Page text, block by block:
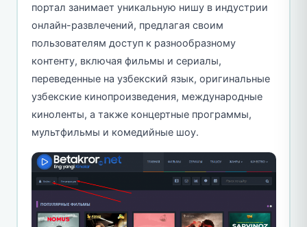
портал занимает уникальную нишу в индустрии
онлайн-развлечений, предлагая своим
пользователям доступ к разнообразному
контенту, включая фильмы и сериалы,
переведенные на узбекский язык, оригинальные
узбекские кинопроизведения, международные
киноленты, а также концертные программы,
мультфильмы и комедийные шоу.